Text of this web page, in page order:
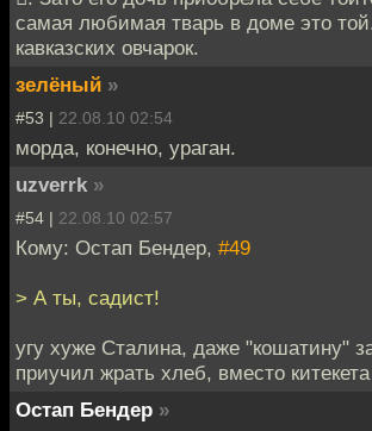
самая любимая тварь в доме это
кавказских овчарок.
зелёный »
#53 | 22.08.10 02:54
морда, конечно, ураган.
uzverrk »
#54 | 22.08.10 02:57
Кому: Остап Бендер, #49
> А ты, садист!
угу хуже Сталина, даже "кошатину"
приучил жрать хлеб, вместо китекета
Остап Бендер »